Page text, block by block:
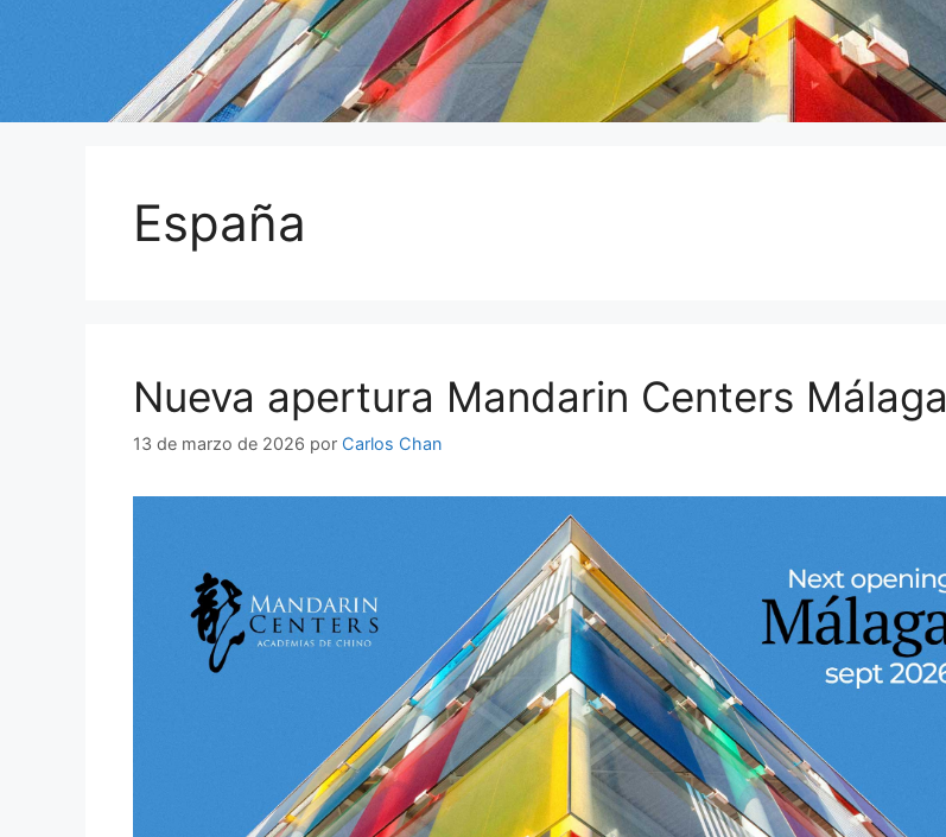
España
Nueva apertura Mandarin Centers Málaga
13 de marzo de 2026 por Carlos Chan